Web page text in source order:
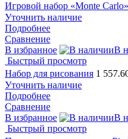
Игровой набор «Monte Carlo»
Уточнить наличие
Подробнее
Сравнение
В избранное
В
Быстрый просмотр
Набор для рисования 1
Уточнить наличие
Подробнее
Сравнение
В избранное
В
Быстрый просмотр